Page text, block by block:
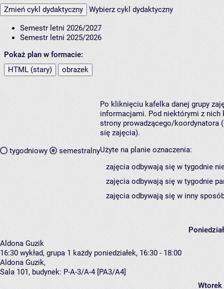
Zmień cykl dydaktyczny Wybierz cykl dydaktyczny
Semestr letni 2026/2027
Semestr letni 2025/2026
Pokaż plan w formacie:
HTML (stary)
obrazek
tygodniowy semestralny
Po kliknięciu kafelka danej grupy
informacjami. Pod niektórymi z nich
strony prowadzącego/koordynatora
się zajęcia).
Użyte na planie oznaczenia:
zajęcia odbywają się w tygodnie
zajęcia odbywają się w tygodnie
zajęcia odbywają się w inny
Aldona Guzik
16:30 wykład, grupa 1 każdy poniedziałek, 16:30 - 18:00
Aldona Guzik,
Sala 101, budynek: P-A-3/A-4 [PA3/A4]
Wtorek